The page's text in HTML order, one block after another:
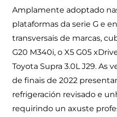
Amplamente adoptado
plataformas da serie G e
transversais de marcas,
G20 M340i, o X5 G05
Toyota Supra 3.0L J29. As
de finais de 2022
refrigeración revisado e
requirindo un axuste